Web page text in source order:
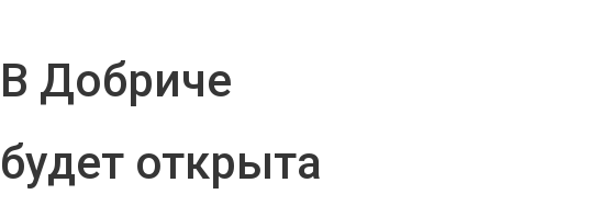
В Добриче
будет открыта